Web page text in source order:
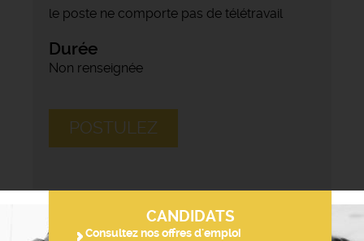
le poste ne comporte pas de télétravail
Durée
Non renseignée
POSTULEZ
CANDIDATS
Consultez nos offres d'emploi